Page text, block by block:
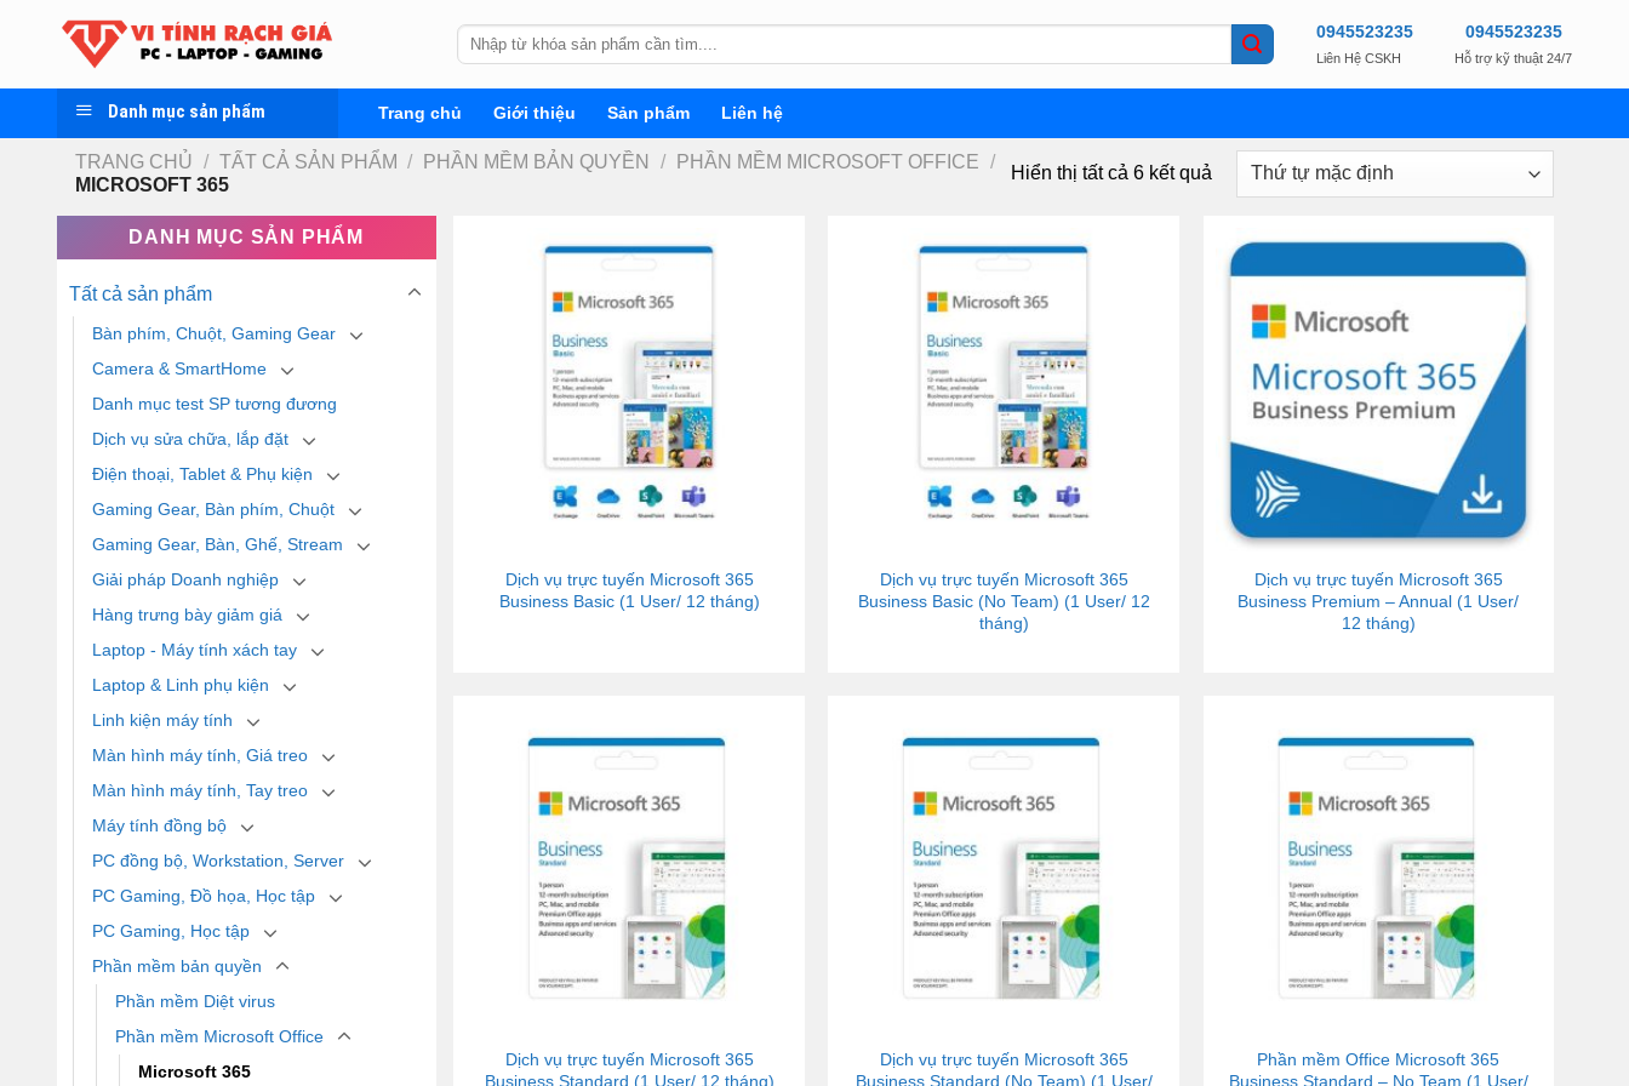
Tìm
kiếm:
0945523235
Liên Hệ CSKH
0945523235
Hỗ trợ kỹ thuật 24/7
Danh mục sản phẩm Trang chủ Giới thiệu Sản phẩm Liên hệ
TRANG CHỦ / TẤT CẢ SẢN PHẨM / PHẦN MỀM BẢN QUYỀN / PHẦN MỀM MICROSOFT OFFICE /
MICROSOFT 365
Hiển thị tất cả 6 kết quả
DANH MỤC SẢN PHẨM
Tất cả sản phẩm
Bàn phím, Chuột, Gaming Gear
Camera & SmartHome
Danh mục test SP tương đương
Dịch vụ sửa chữa, lắp đặt
Điện thoại, Tablet & Phụ kiện
Gaming Gear, Bàn phím, Chuột
Gaming Gear, Bàn, Ghế, Stream
Giải pháp Doanh nghiệp
Hàng trưng bày giảm giá
Laptop - Máy tính xách tay
Laptop & Linh phụ kiện
Linh kiện máy tính
Màn hình máy tính, Giá treo
Màn hình máy tính, Tay treo
Máy tính đồng bộ
PC đồng bộ, Workstation, Server
PC Gaming, Đồ họa, Học tập
PC Gaming, Học tập
Phần mềm bản quyền
Phần mềm Diệt virus
Phần mềm Microsoft Office
Microsoft 365
Dịch vụ trực tuyến Microsoft 365
Business Basic (1 User/ 12 tháng)
Dịch vụ trực tuyến Microsoft 365
Business Basic (No Team) (1 User/ 12
tháng)
Dịch vụ trực tuyến Microsoft 365
Business Premium – Annual (1 User/
12 tháng)
Dịch vụ trực tuyến Microsoft 365
Business Standard (1 User/ 12 tháng)
Dịch vụ trực tuyến Microsoft 365
Business Standard (No Team) (1 User/
Phần mềm Office Microsoft 365
Business Standard – No Team (1 User/